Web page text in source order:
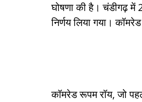
घोषणा की है। चंडीगढ़ में
निर्णय लिया गया।
कॉमरेड रूपम रॉय, जो